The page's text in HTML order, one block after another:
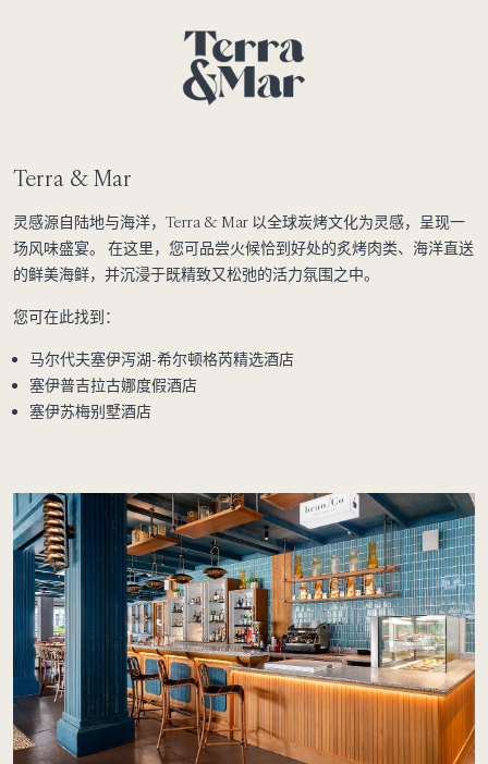
Terra & Mar
灵感源自陆地与海洋，Terra & Mar 以全球炭烤文化为灵感，呈现一
场风味盛宴。 在这里，您可品尝火候恰到好处的炙烤肉类、海洋直送
的鲜美海鲜，并沉浸于既精致又松弛的活力氛围之中。
您可在此找到：
马尔代夫塞伊泻湖-希尔顿格芮精选酒店
塞伊普吉拉古娜度假酒店
塞伊苏梅别墅酒店